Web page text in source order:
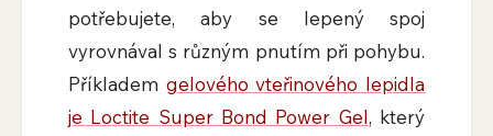
potřebujete, aby se lepený spoj
vyrovnával s různým pnutím při pohybu.
Příkladem gelového vteřinového lepidla
je Loctite Super Bond Power Gel, který